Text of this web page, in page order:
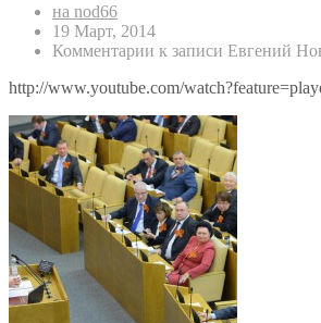
на nod66
19 Март, 2014
Комментарии к записи Евгений
http://www.youtube.com/